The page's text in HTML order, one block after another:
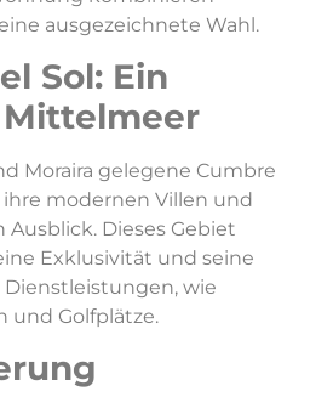
ausgezeichnete Wahl.
Sol: Ein
Moraira gelegene Cumbre
modernen Villen und
Dieses Gebiet
Exklusivität und seine
Dienstleistungen, wie
und Golfplätze.